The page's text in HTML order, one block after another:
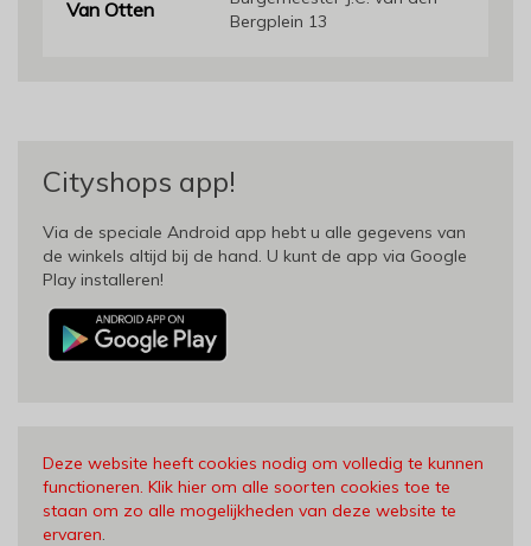
Van Otten
Bergplein 13
Cityshops app!
Via de speciale Android app hebt u alle gegevens van
de winkels altijd bij de hand. U kunt de app via Google
Play installeren!
Deze website heeft cookies nodig om volledig te kunnen
functioneren. Klik hier om alle soorten cookies toe te
staan om zo alle mogelijkheden van deze website te
ervaren